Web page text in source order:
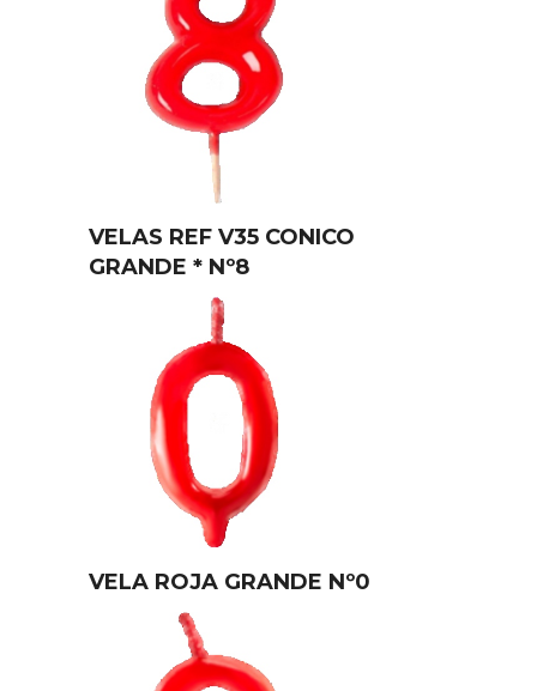
VELAS REF V35 CONICO
GRANDE * Nº8
VELA ROJA GRANDE Nº0